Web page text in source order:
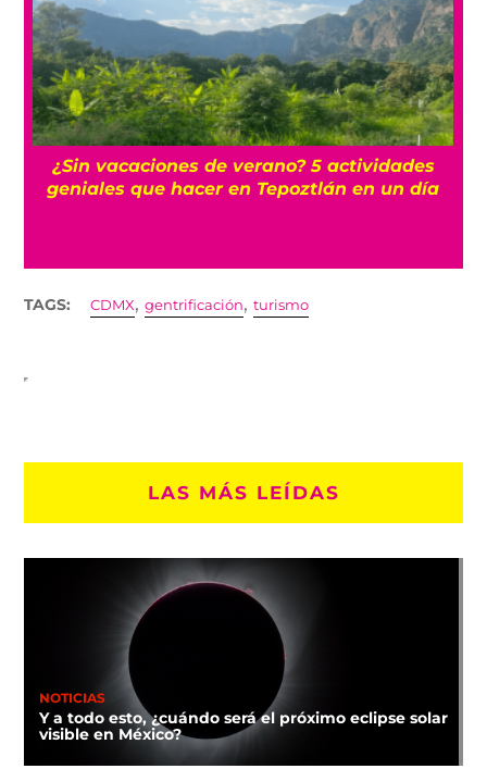
La historia oculta del barrio Romita, uno de
los más misteriosos de la CDMX
TAGS: CDMX,gentrificación,turismo
LAS MÁS LEÍDAS
NOTICIAS
Y a todo esto, ¿cuándo será el próximo eclipse solar
visible en México?